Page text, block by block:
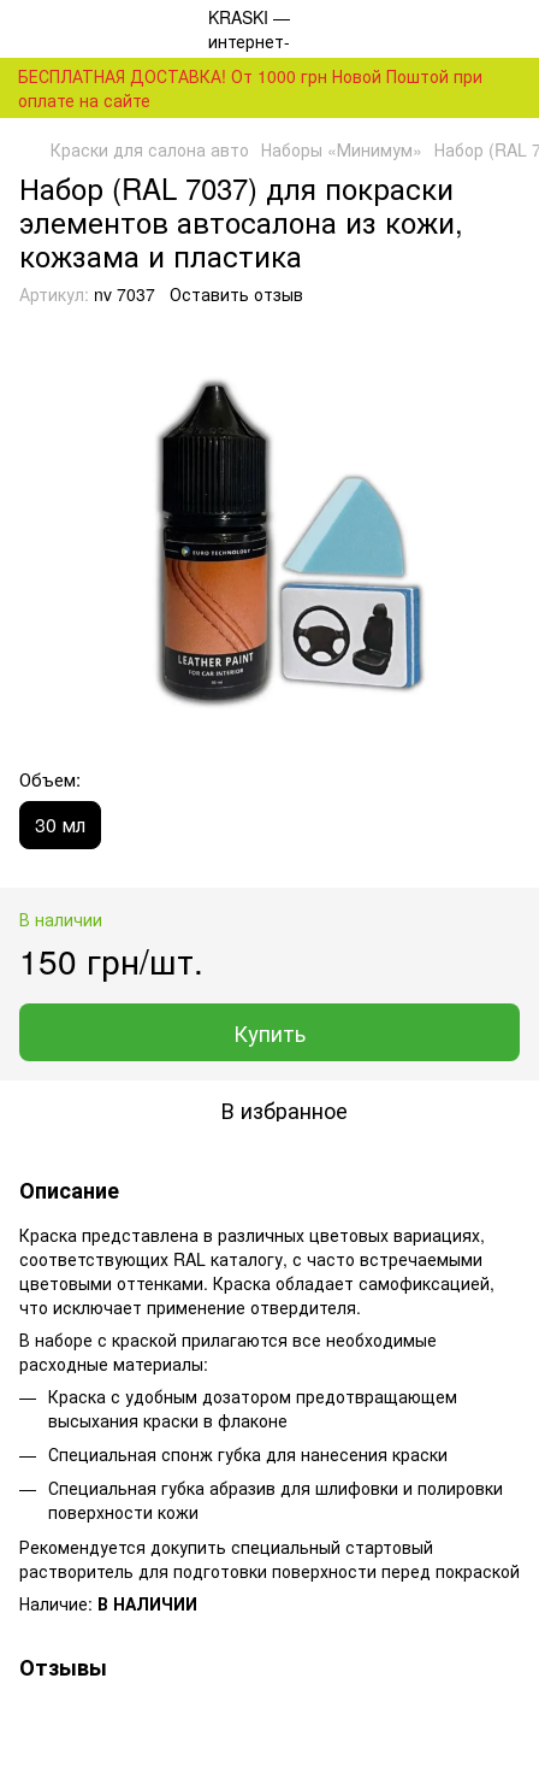
БЕСПЛАТНАЯ ДОСТАВКА! От 1000 грн Новой Поштой при
оплате на сайте
Краски для салона авто Наборы «Минимум» Набор (RAL
Набор (RAL 7037) для покраски
элементов автосалона из кожи,
кожзама и пластика
Артикул: nv 7037 Оставить отзыв
Объем:
30 мл
В наличии
150 грн/шт.
Купить
В избранное
Описание
Краска представлена в различных цветовых вариациях,
соответствующих RAL каталогу, с часто встречаемыми
цветовыми оттенками. Краска обладает самофиксацией,
что исключает применение отвердителя.
В наборе с краской прилагаются все необходимые
расходные материалы:
Краска с удобным дозатором предотвращающем
высыхания краски в флаконе
Специальная спонж губка для нанесения краски
Специальная губка абразив для шлифовки и полировки
поверхности кожи
Рекомендуется докупить специальный стартовый
растворитель для подготовки поверхности перед покраской
Наличие: В НАЛИЧИИ
Отзывы